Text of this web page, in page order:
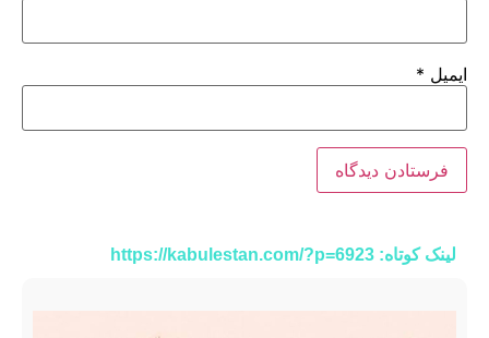
لینک کوتاه: https://kabulestan.com/?p=6923
ایمیل *